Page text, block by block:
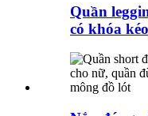
Quần
có khóa